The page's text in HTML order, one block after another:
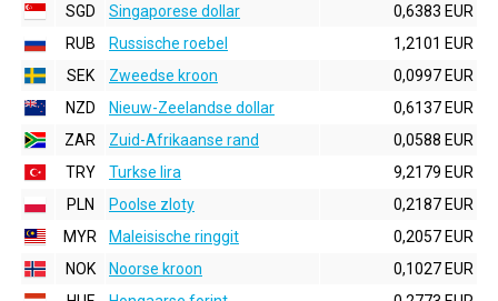
SGD
Singaporese dollar
0,6383 EUR
RUB
Russische roebel
1,2101 EUR
SEK
Zweedse kroon
0,0997 EUR
NZD
Nieuw-Zeelandse dollar
0,6137 EUR
ZAR
Zuid-Afrikaanse rand
0,0588 EUR
TRY
Turkse lira
9,2179 EUR
PLN
Poolse zloty
0,2187 EUR
MYR
Maleisische ringgit
0,2057 EUR
NOK
Noorse kroon
0,1027 EUR